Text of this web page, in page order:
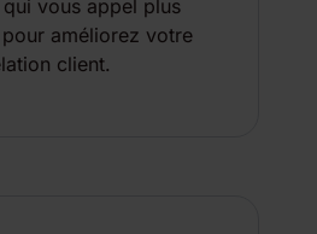
vous appel plus
améliorez votre
client.